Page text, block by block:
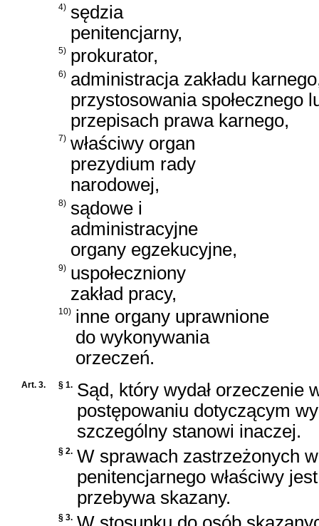
4) sędzia
penitencjarny,
5) prokurator,
6) administracja zakładu
przystosowania społecznego
przepisach prawa karnego,
7) właściwy organ
prezydium rady
narodowej,
8) sądowe i
administracyjne
organy egzekucyjne,
9) uspołeczniony
zakład pracy,
10) inne organy uprawnione
do wykonywania
orzeczeń.
Art. 3. § 1. Sąd, który wydał orzeczenie
postępowaniu dotyczącym
szczególny stanowi inaczej.
§ 2. W sprawach zastrzeżonych
penitencjarnego właściwy
przebywa skazany.
§ 3.